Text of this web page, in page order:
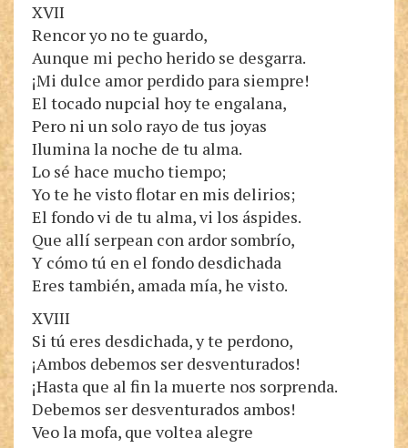
XVII
Rencor yo no te guardo,
Aunque mi pecho herido se desgarra.
¡Mi dulce amor perdido para siempre!
El tocado nupcial hoy te engalana,
Pero ni un solo rayo de tus joyas
Ilumina la noche de tu alma.
Lo sé hace mucho tiempo;
Yo te he visto flotar en mis delirios;
El fondo vi de tu alma, vi los áspides.
Que allí serpean con ardor sombrío,
Y cómo tú en el fondo desdichada
Eres también, amada mía, he visto.
XVIII
Si tú eres desdichada, y te perdono,
¡Ambos debemos ser desventurados!
¡Hasta que al fin la muerte nos sorprenda.
Debemos ser desventurados ambos!
Veo la mofa, que voltea alegre